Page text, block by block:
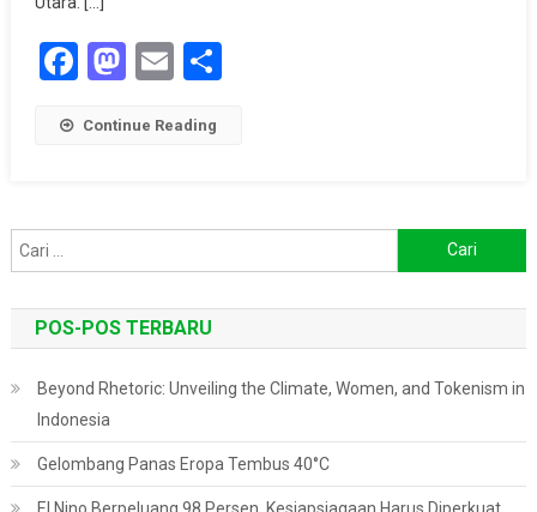
Facebook
Mastodon
EmailShare
Continue Reading
untuk:
POS-POS TERBARU
Beyond Rhetoric: Unveiling the Climate, Women, and Tokenism in
Indonesia
Gelombang Panas Eropa Tembus 40°C
El Nino Berpeluang 98 Persen, Kesiapsiagaan Harus Diperkuat